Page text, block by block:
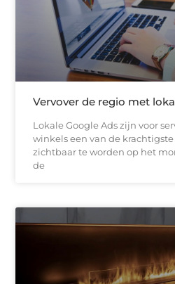
Vervover de regio met
Lokale Google Ads zijn voor
winkels een van de
zichtbaar te worden op het
de